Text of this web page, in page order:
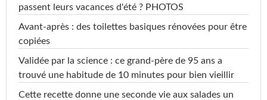
passent leurs vacances d'été ? PHOTOS
Avant-après : des toilettes basiques rénovées pour être
copiées
Validée par la science : ce grand-père de 95 ans a
trouvé une habitude de 10 minutes pour bien vieillir
Cette recette donne une seconde vie aux salades un